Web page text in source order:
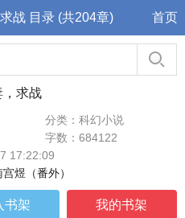
战 目录 (共204章) 首页
，求战
分类：科幻小说
字数：684122
17:22:09
煜（番外）
书架 我的书架